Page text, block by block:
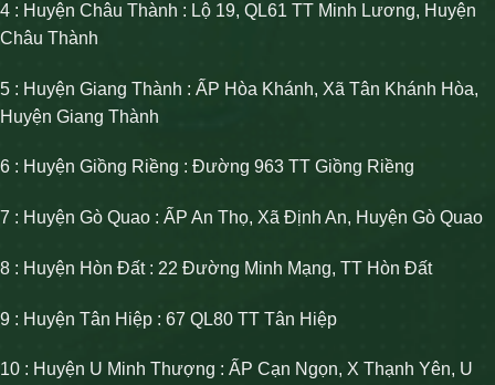
4 : Huyện Châu Thành : Lộ 19, QL61 TT Minh Lương, Huyện
Châu Thành
5 : Huyện Giang Thành : ẤP Hòa Khánh, Xã Tân Khánh Hòa,
Huyện Giang Thành
6 : Huyện Giồng Riềng : Đường 963 TT Giồng Riềng
7 : Huyện Gò Quao : ẤP An Thọ, Xã Định An, Huyện Gò Quao
8 : Huyện Hòn Đất : 22 Đường Minh Mạng, TT Hòn Đất
9 : Huyện Tân Hiệp : 67 QL80 TT Tân Hiệp
10 : Huyện U Minh Thượng : ẤP Cạn Ngọn, X Thạnh Yên, U